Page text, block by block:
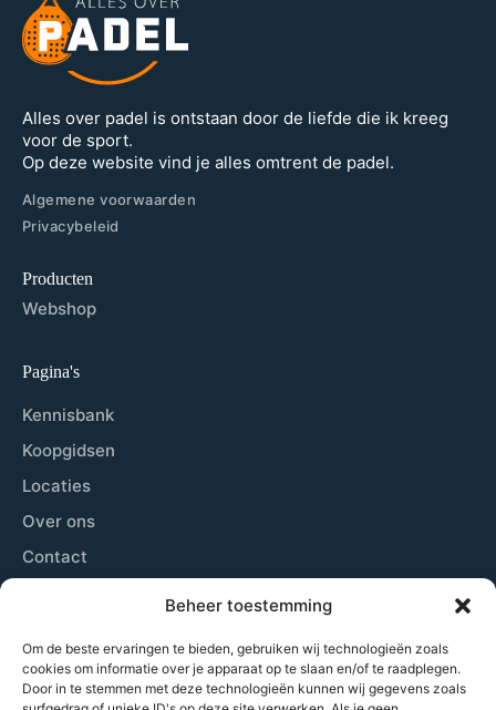
Beheer toestemming
Om de beste ervaringen te bieden, gebruiken wij technologieën zoals
cookies om informatie over je apparaat op te slaan en/of te raadplegen.
Door in te stemmen met deze technologieën kunnen wij gegevens zoals
Alles over padel is ontstaan door de liefde die ik kreeg
voor de sport.
Op deze website vind je alles omtrent de padel.
Algemene voorwaarden
Privacybeleid
Producten
Webshop
Pagina's
Kennisbank
Koopgidsen
Locaties
Over ons
Contact
Laatste nieuws